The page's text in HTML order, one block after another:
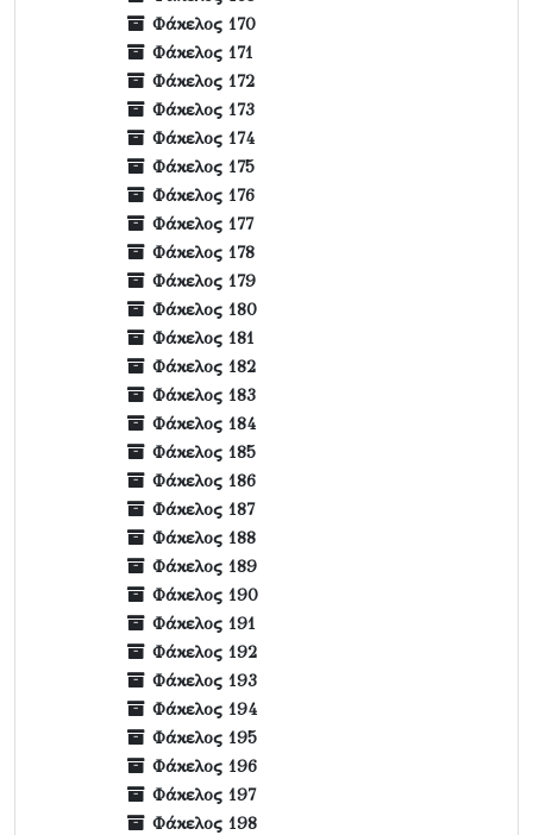
Φάκελος 170
Φάκελος 171
Φάκελος 172
Φάκελος 173
Φάκελος 174
Φάκελος 175
Φάκελος 176
Φάκελος 177
Φάκελος 178
Φάκελος 179
Φάκελος 180
Φάκελος 181
Φάκελος 182
Φάκελος 183
Φάκελος 184
Φάκελος 185
Φάκελος 186
Φάκελος 187
Φάκελος 188
Φάκελος 189
Φάκελος 190
Φάκελος 191
Φάκελος 192
Φάκελος 193
Φάκελος 194
Φάκελος 195
Φάκελος 196
Φάκελος 197
Φάκελος 198